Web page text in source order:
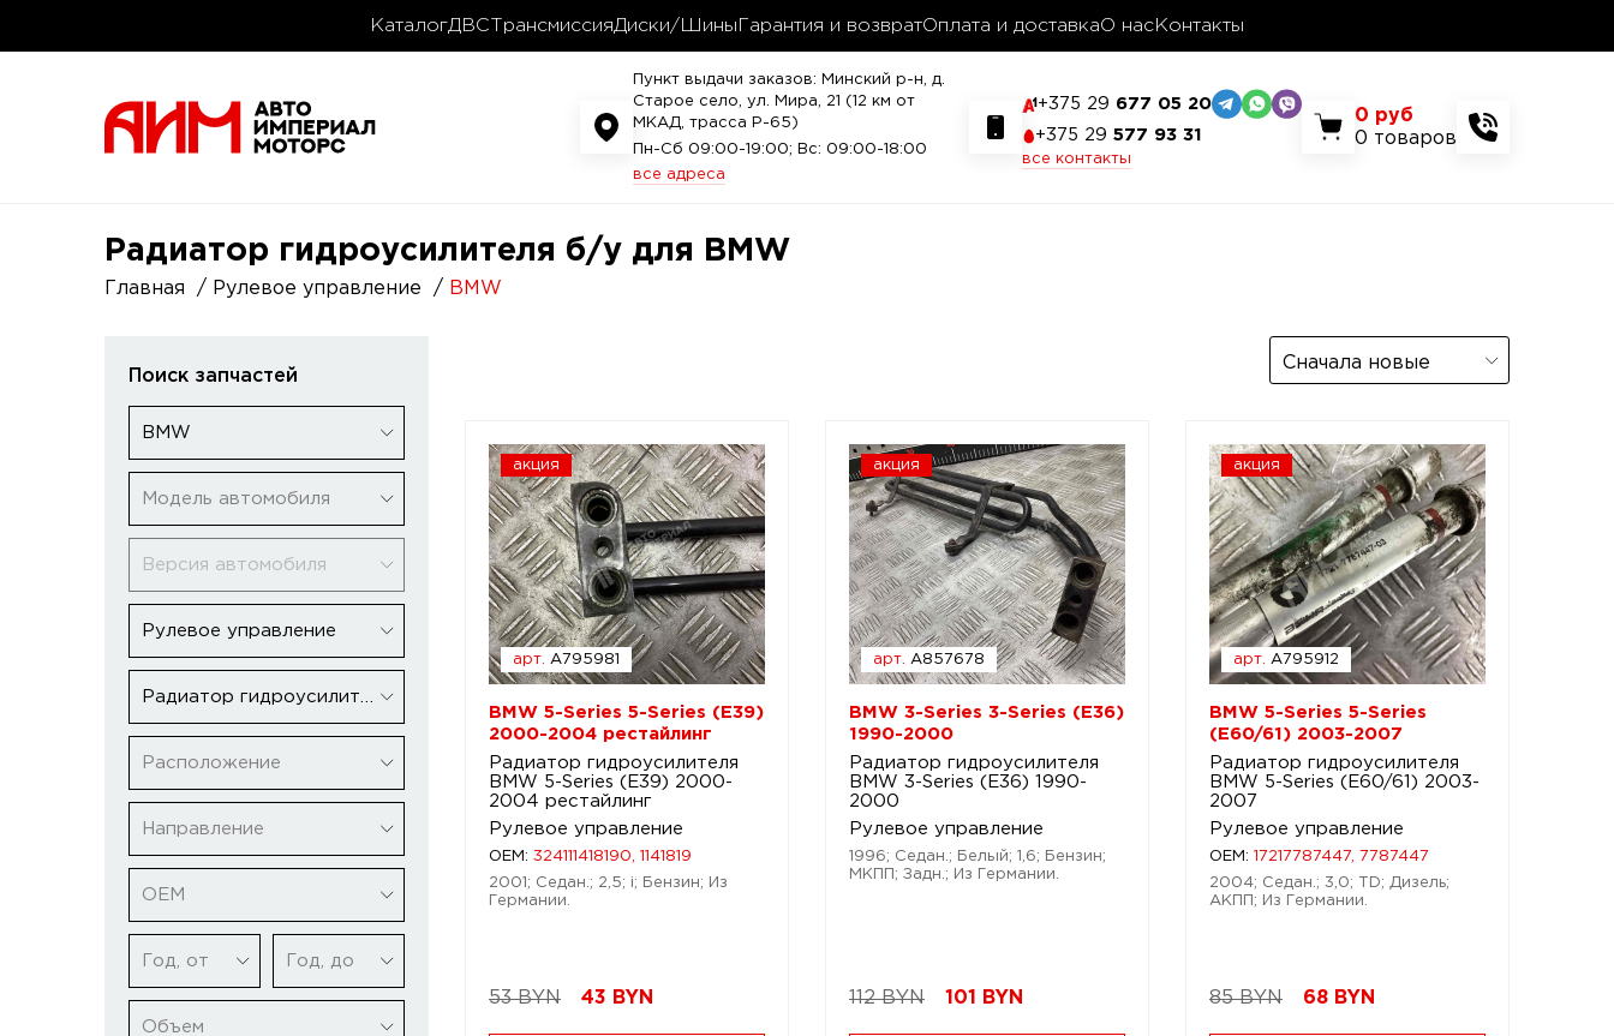
КаталогДВС ТрансмиссияДиски/Шины Гарантия и возвратОплата и доставкаО нас Контакты
Пункт выдачи заказов: Минский р-н, д.
Старое село, ул. Мира, 21 (12 км от
МКАД, трасса P-65)
Пн-Сб 09:00-19:00; Вс: 09:00-18:00
все адреса
+375 29 677 05 20
+375 29 577 93 31
все контакты
0 руб
0 товаров
Радиатор гидроусилителя б/у для BMW
Главная Рулевое управление BMW
Поиск запчастей
BMW
Модель автомобиля
Версия автомобиля
Рулевое управление
Расположение
Направление
ОЕМ
Год, от Год, до
Объем
Сначала новые
акция
арт. A795981
BMW 5-Series 5-Series (E39)
2000-2004 рестайлинг
Радиатор гидроусилителя
BMW 5-Series (E39) 2000-
2004 рестайлинг
Рулевое управление
OEM: 324111418190, 1141819
2001; Седан.; 2,5; i; Бензин; Из
Германии.
53 BYN 43 BYN
акция
арт. A857678
BMW 3-Series 3-Series (E36)
1990-2000
Радиатор гидроусилителя
BMW 3-Series (E36) 1990-
2000
Рулевое управление
1996; Седан.; Белый; 1,6; Бензин;
МКПП; Задн.; Из Германии.
112 BYN 101 BYN
акция
арт. A795912
BMW 5-Series 5-Series
(E60/61) 2003-2007
Радиатор гидроусилителя
BMW 5-Series (E60/61) 2003-
2007
Рулевое управление
OEM: 17217787447, 7787447
2004; Седан.; 3,0; TD; Дизель;
АКПП; Из Германии.
85 BYN 68 BYN